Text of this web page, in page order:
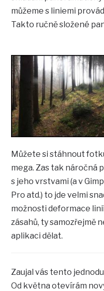
můžeme s liniemi
Takto ručně složené
Můžete si stáhnout
mega. Zas tak náročná
s jeho vrstvami (a v
Pro atd.) to jde velmi
možnosti deformace
zásahů, ty samozřejmě
aplikaci dělat.
Zaujal vás tento
Od května otevírám